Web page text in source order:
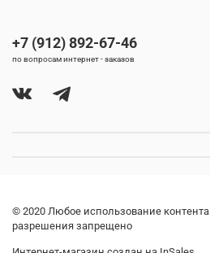
+7 (912) 892-67-46
по вопросам интернет - заказов
© 2020 Любое использование
разрешения запрещено